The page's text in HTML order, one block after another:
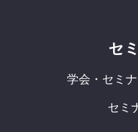
セ
学会・セミ
セミ